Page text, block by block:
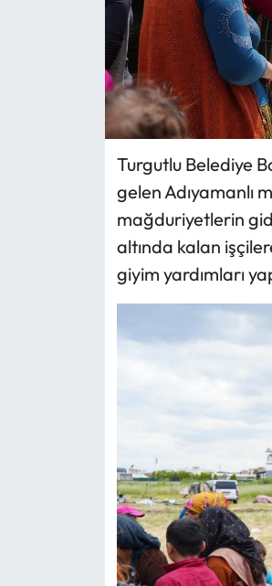
Turgutlu Belediye
gelen Adıyamanlı
mağduriyetlerin
altında kalan
giyim yardımları